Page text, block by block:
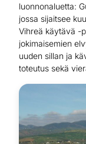
luonnonaluetta:
jossa sijaitsee
Vihreä käytävä -
jokimaisemien
uuden sillan ja
toteutus sekä